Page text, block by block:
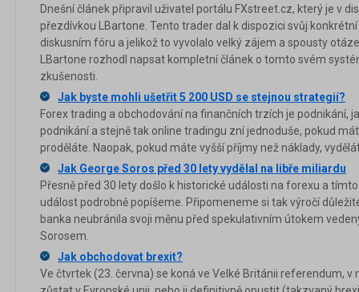
Dnešní článek připravil uživatel portálu FXstreet.cz, který je v
přezdívkou LBartone. Tento trader dal k dispozici svůj
diskusním fóru a jelikož to vyvolalo velký zájem a spousty
LBartone rozhodl napsat kompletní článek o tomto svém
zkušenosti.
Jak byste mohli ušetřit 5 200 USD se stejnou strategií?
Forex trading a obchodování na finančních trzích je podnikání,
podnikání a stejně tak online tradingu zní jednoduše, pokud
proděláte. Naopak, pokud máte vyšší příjmy než náklady,
Jak George Soros před 30 lety vydělal na libře miliardu
Přesně před 30 lety došlo k historické události na forexu a
událost podrobně popíšeme. Připomeneme si tak výročí
banka neubránila svoji měnu před spekulativním útokem
Sorosem.
Jak obchodovat brexit?
Ve čtvrtek (23. června) se koná ve Velké Británii referendum, v